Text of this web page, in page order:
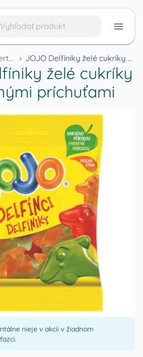
Sladkosti, dezerty a cukrovinky › JOJO Delfíniky želé cukríky s ovocnými príchuťami
želé cukríky
príchuťami
nieje v akcii v žiadnom